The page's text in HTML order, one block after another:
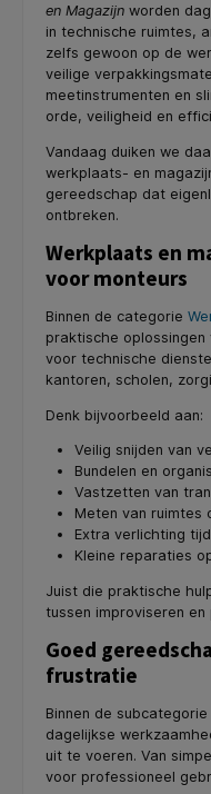
en Magazijn worden
in technische ruimtes,
zelfs gewoon op de
veilige
meetinstrumenten en
orde, veiligheid en
Vandaag duiken we
werkplaats- en
gereedschap dat
ontbreken.
Werkplaats en
voor monteurs
Binnen de categorie
praktische
voor technische
kantoren, scholen,
Denk bijvoorbeeld aan:
Veilig snijden van
Bundelen en
Vastzetten van
Meten van ruimtes
Extra verlichting
Kleine reparaties
Juist die praktische
tussen improviseren
Goed
frustratie
Binnen de subcategorie
dagelijkse
uit te voeren. Van
voor professioneel